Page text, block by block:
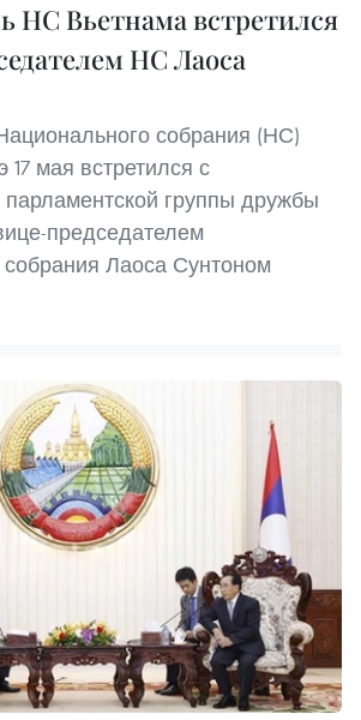
НС Вьетнама встретился
НС Лаоса
собрания (НС)
мая встретился с
группы дружбы
председателем
Лаоса Сунтоном